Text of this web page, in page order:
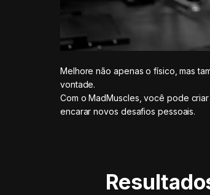
Melhore não apenas o físico, mas
vontade.
Com o MadMuscles, você pode
encarar novos desafios pessoais.